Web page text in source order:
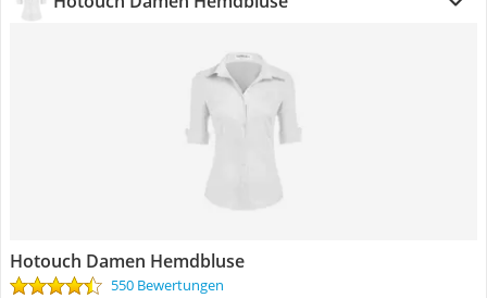
Hotouch Damen Hemdbluse
550 Bewertungen